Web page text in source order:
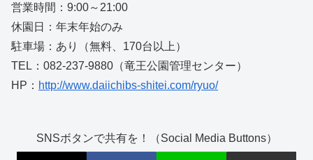
営業時間：9:00～21:00
休園日：年末年始のみ
駐車場：あり（無料、170台以上）
TEL：082-237-9880（竜王公園管理センター）
HP： http://www.daiichibs-shitei.com/ryuo/
SNSボタンで共有を！（Social Media Buttons）